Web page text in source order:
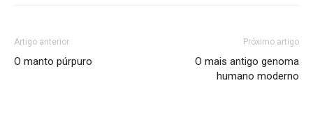
Artigo anterior
O manto púrpuro
Próximo artigo
O mais antigo genoma
humano moderno